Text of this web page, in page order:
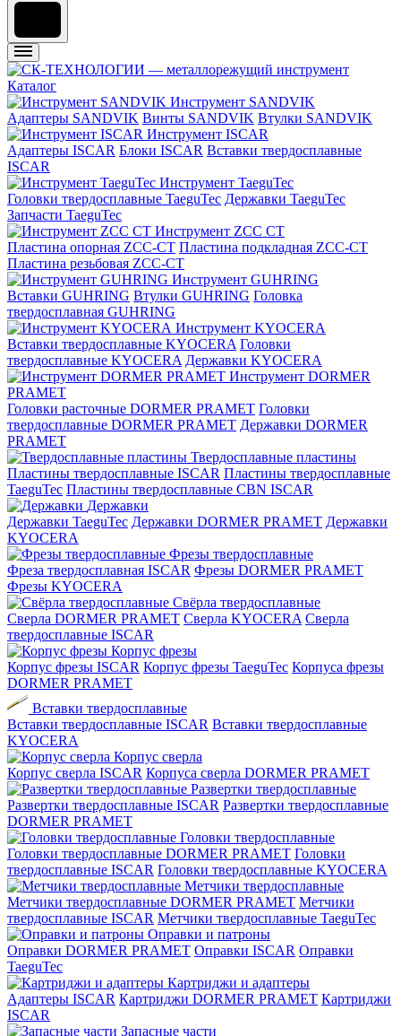
Каталог
Инструмент SANDVIK
Адаптеры SANDVIK Винты SANDVIK Втулки SANDVIK
Инструмент ISCAR
Адаптеры ISCAR Блоки ISCAR Вставки твердосплавные
ISCAR
Инструмент TaeguTec
Головки твердосплавные TaeguTec Державки TaeguTec
Запчасти TaeguTec
Инструмент ZCС CT
Пластина опорная ZCC-CT Пластина подкладная ZCC-CT
Пластина резьбовая ZCC-CT
Инструмент GUHRING
Вставки GUHRING Втулки GUHRING Головка
твердосплавная GUHRING
Инструмент KYOCERA
Вставки твердосплавные KYOCERA Головки
твердосплавные KYOCERA Державки KYOCERA
Инструмент DORMER
PRAMET
Головки расточные DORMER PRAMET Головки
твердосплавные DORMER PRAMET Державки DORMER
PRAMET
Твердосплавные пластины
Пластины твердосплавные ISCAR Пластины твердосплавные
TaeguTec Пластины твердосплавные CBN ISCAR
Державки
Державки TaeguTec Державки DORMER PRAMET Державки
KYOCERA
Фрезы твердосплавные
Фреза твердосплавная ISCAR Фрезы DORMER PRAMET
Фрезы KYOCERA
Свёрла твердосплавные
Сверла DORMER PRAMET Сверла KYOCERA Сверла
твердосплавные ISCAR
Корпус фрезы
Корпус фрезы ISCAR Корпус фрезы TaeguTec Корпуса фрезы
DORMER PRAMET
Вставки твердосплавные
Вставки твердосплавные ISCAR Вставки твердосплавные
KYOCERA
Корпус сверла
Корпус сверла ISCAR Корпуса сверла DORMER PRAMET
Развертки твердосплавные
Развертки твердосплавные ISCAR Развертки твердосплавные
DORMER PRAMET
Головки твердосплавные
Головки твердосплавные DORMER PRAMET Головки
твердосплавные ISCAR Головки твердосплавные KYOCERA
Метчики твердосплавные
Метчики твердосплавные DORMER PRAMET Метчики
твердосплавные ISCAR Метчики твердосплавные TaeguTec
Оправки и патроны
Оправки DORMER PRAMET Оправки ISCAR Оправки
TaeguTec
Картриджи и адаптеры
Адаптеры ISCAR Картриджи DORMER PRAMET Картриджи
ISCAR
Запасные части